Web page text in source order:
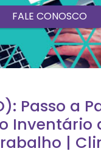
FALE CONOSCO
Passo a
Inventário
|